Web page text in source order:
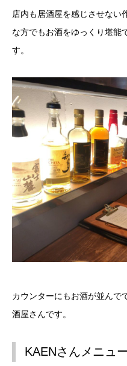
店内も居酒屋を感じさせない
な方でもお酒をゆっくり堪能
す。
カウンターにもお酒が並んで
酒屋さんです。
KAENさんメニュー